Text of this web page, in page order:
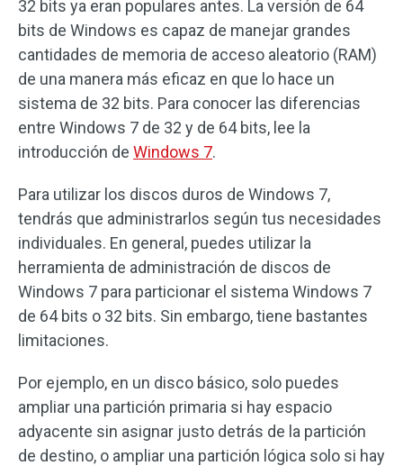
32 bits ya eran populares antes. La versión de 64
bits de Windows es capaz de manejar grandes
cantidades de memoria de acceso aleatorio (RAM)
de una manera más eficaz en que lo hace un
sistema de 32 bits. Para conocer las diferencias
entre Windows 7 de 32 y de 64 bits, lee la
introducción de Windows 7.
Para utilizar los discos duros de Windows 7,
tendrás que administrarlos según tus necesidades
individuales. En general, puedes utilizar la
herramienta de administración de discos de
Windows 7 para particionar el sistema Windows 7
de 64 bits o 32 bits. Sin embargo, tiene bastantes
limitaciones.
Por ejemplo, en un disco básico, solo puedes
ampliar una partición primaria si hay espacio
adyacente sin asignar justo detrás de la partición
de destino, o ampliar una partición lógica solo si hay